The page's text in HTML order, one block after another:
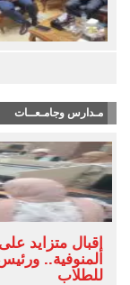
مـدارس وجامـعــات
إقبال متزايد
المنوفية..
للطلاب